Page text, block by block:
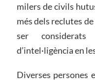
milers de civils
més dels reclutes
ser
d’intel·ligència en
Diverses persones